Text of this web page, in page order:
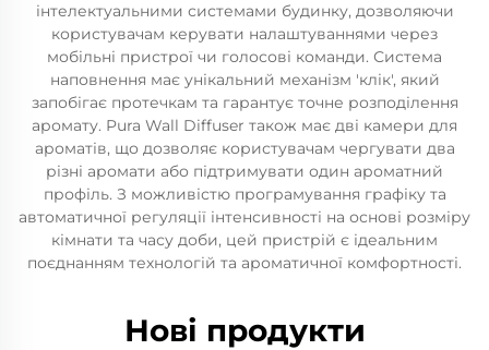
інтелектуальними системами будинку, дозволяючи
користувачам керувати налаштуваннями через
мобільні пристрої чи голосові команди. Система
наповнення має унікальний механізм 'клік', який
запобігає протечкам та гарантує точне розподілення
аромату. Pura Wall Diffuser також має дві камери для
ароматів, що дозволяє користувачам чергувати два
різні аромати або підтримувати один ароматний
профіль. З можливістю програмування графіку та
автоматичної регуляції інтенсивності на основі розміру
кімнати та часу доби, цей пристрій є ідеальним
поєднанням технологій та ароматичної комфортності.
Нові продукти